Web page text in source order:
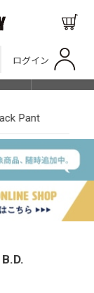
ログイン
SHOP LIST
Pant